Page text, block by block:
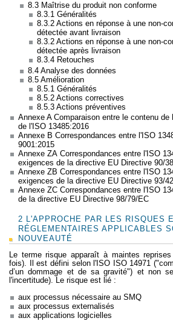
8.3 Maîtrise du produit non conforme
8.3.1 Généralités
8.3.2 Actions en réponse à une non-
détectée avant livraison
8.3.2 Actions en réponse à une non-
détectée après livraison
8.3.4 Retouches
8.4 Analyse des données
8.5 Amélioration
8.5.1 Généralités
8.5.2 Actions correctives
8.5.3 Actions préventives
Annexe A Comparaison entre le contenu
de l'ISO 13485:2016
Annexe B Correspondances entre l'ISO
9001:2015
Annexe ZA Correspondances entre l'ISO
exigences de la directive EU Directive 90/
Annexe ZB Correspondances entre l'ISO
exigences de la directive EU Directive 93/
Annexe ZC Correspondances entre l'ISO
de la directive EU Directive 98/79/EC
2 L'APPROCHE PAR LES RISQUES
RÉGLEMENTAIRES APPLICABLES
NOUVEAUTÉ
Le terme risque apparaît à maintes
fois). Il est défini selon l'ISO ISO 14971
d’un dommage et de sa gravité") et non
l'incertitude). Le risque est lié :
aux processus nécessaire au SMQ
aux processus externalisés
aux applications logicielles